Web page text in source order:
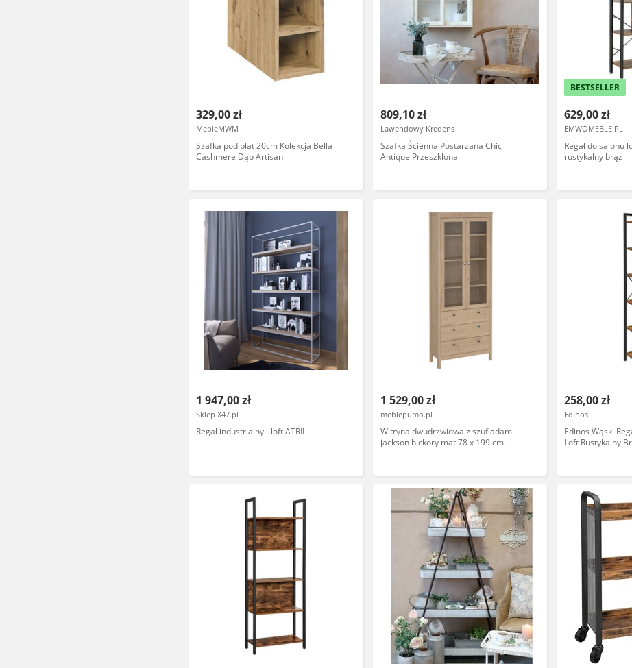
329,00 zł
MebleMWM
Szafka pod blat 20cm Kolekcja Bella
Cashmere Dąb Artisan
809,10 zł
Lawendowy Kredens
Szafka Ścienna Postarzana Chic
Antique Przeszklona
BESTSELLER
629,00 zł
EMWOMEBLE.PL
Regał do salonu
rustykalny brąz
1 947,00 zł
Sklep X47.pl
Regał industrialny - loft ATRIL
1 529,00 zł
meblepumo.pl
Witryna dwudrzwiowa z szufladami
jackson hickory mat 78 x 199 cm
258,00 zł
Edinos
Edinos Wąski
Loft Rustykalny